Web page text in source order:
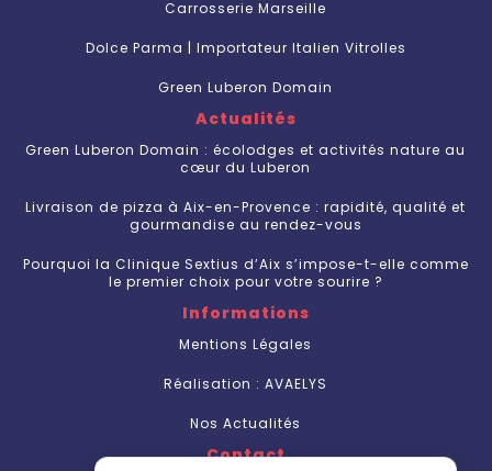
Carrosserie Marseille
Dolce Parma | Importateur Italien Vitrolles
Green Luberon Domain
Actualités
Green Luberon Domain : écolodges et activités nature au
cœur du Luberon
Livraison de pizza à Aix-en-Provence : rapidité, qualité et
gourmandise au rendez-vous
Pourquoi la Clinique Sextius d’Aix s’impose-t-elle comme
le premier choix pour votre sourire ?
Informations
Mentions Légales
Réalisation : AVAELYS
Nos Actualités
Contact